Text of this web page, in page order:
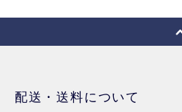
配送・送料について